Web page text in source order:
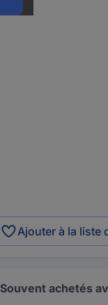
Ajouter à la liste
Souvent achetés